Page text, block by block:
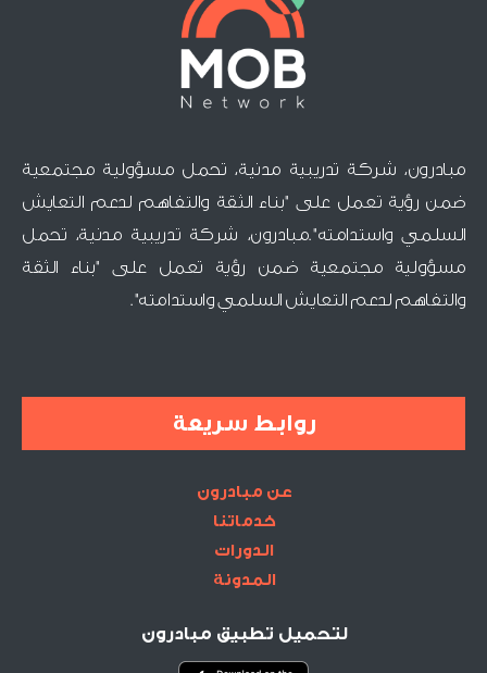
مبادرون، شركة تدريبية مدنية، تحمل مسؤولية مجتمعية
ضمن رؤية تعمل على "بناء الثقة والتفاهم لدعم التعايش
السلمي واستدامته".مبادرون، شركة تدريبية مدنية، تحمل
مسؤولية مجتمعية ضمن رؤية تعمل على "بناء الثقة
والتفاهم لدعم التعايش السلمي واستدامته".
روابط سريعة
عن مبادرون
خدماتنا
الدورات
المدونة
لتحميل تطبيق مبادرون